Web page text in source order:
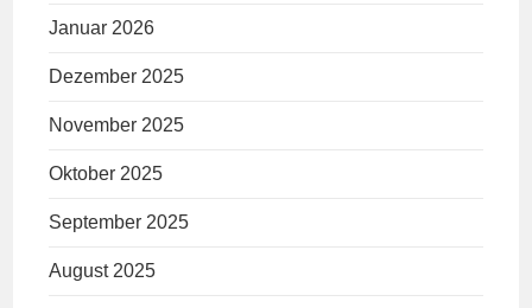
Januar 2026
Dezember 2025
November 2025
Oktober 2025
September 2025
August 2025